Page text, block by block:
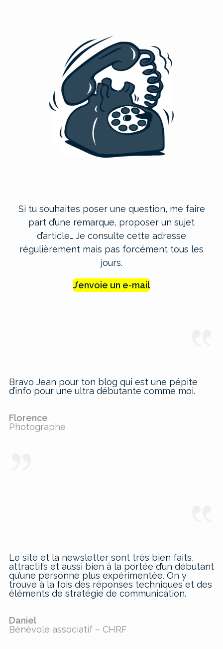
Si tu souhaites poser une question, me faire
part d’une remarque, proposer un sujet
d’article… Je consulte cette adresse
régulièrement mais pas forcément tous les
jours.
J’envoie un e-mail
Bravo Jean pour ton blog qui est une pépite
d’info pour une ultra débutante comme moi.
Florence
Photographe
Le site et la newsletter sont très bien faits,
attractifs et aussi bien à la portée d’un débutant
qu’une personne plus expérimentée. On y
trouve à la fois des réponses techniques et des
éléments de stratégie de communication.
Daniel
Bénévole associatif – CHRF